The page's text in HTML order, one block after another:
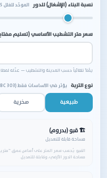
نسبة البناء (الإشغال) للدور الموحّد للفلل 75% (اشتراطات 2024)
سعر متر التشطيب الأساسي (تسليم
يُملأ تلقائياً حسب المدينة والتشطيب — عدّله
نوع التربة يؤثر في الأساسات فقط (SBC 303)
طبيعية صخرية
🏗 قبو (بدروم)
مساحة قابلة للتعديل
القبو: يُحسب سعر المتر على أساس عمق ~مترين
مساحة الدور الأرضي، وقابلة للتعديل.